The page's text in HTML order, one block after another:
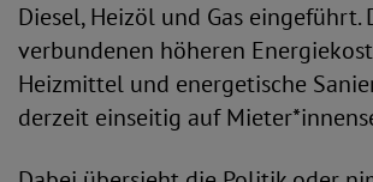
Diesel, Heizöl und Gas eingeführt.
verbundenen höheren
Heizmittel und energetische
derzeit einseitig auf